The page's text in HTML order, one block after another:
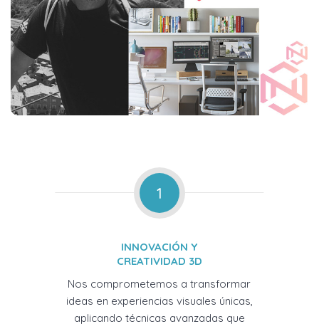
1
INNOVACIÓN Y
CREATIVIDAD 3D
Nos comprometemos a transformar
ideas en experiencias visuales únicas,
aplicando técnicas avanzadas que